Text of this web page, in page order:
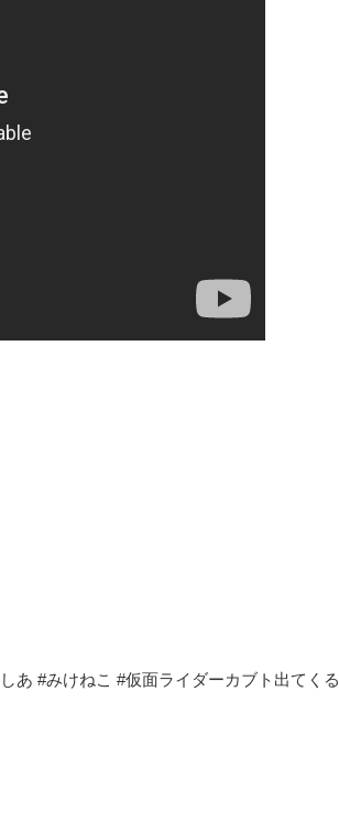
あ #みけねこ #仮面ライダーカブト出てくる